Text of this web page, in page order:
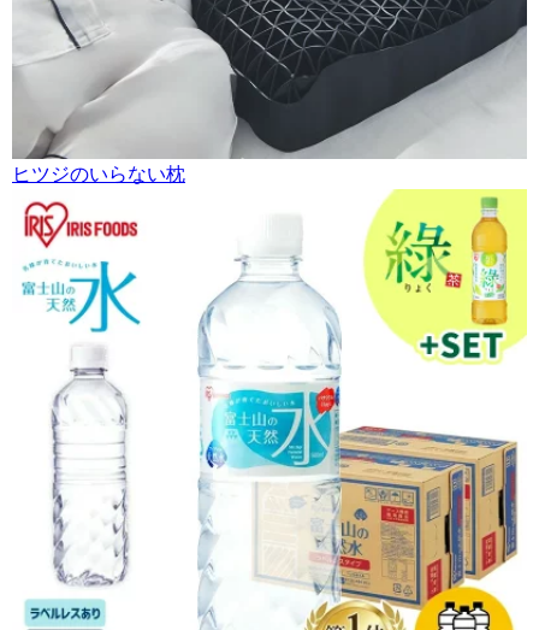
ヒツジのいらない枕